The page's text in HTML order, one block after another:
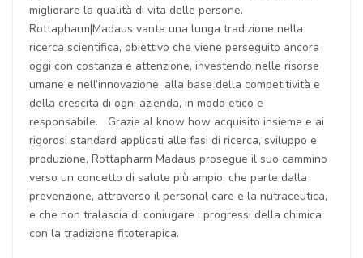
migliorare la qualità di vita delle persone.
Rottapharm|Madaus vanta una lunga tradizione nella
ricerca scientifica, obiettivo che viene perseguito ancora
oggi con costanza e attenzione, investendo nelle risorse
umane e nell’innovazione, alla base della competitività e
della crescita di ogni azienda, in modo etico e
responsabile. Grazie al know how acquisito insieme e ai
rigorosi standard applicati alle fasi di ricerca, sviluppo e
produzione, Rottapharm Madaus prosegue il suo cammino
verso un concetto di salute più ampio, che parte dalla
prevenzione, attraverso il personal care e la nutraceutica,
e che non tralascia di coniugare i progressi della chimica
con la tradizione fitoterapica.